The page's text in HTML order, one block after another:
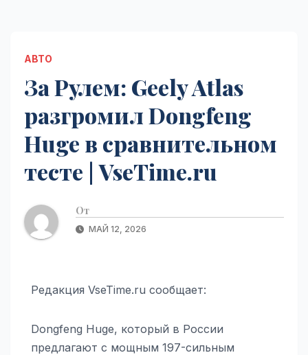
АВТО
За Рулем: Geely Atlas
разгромил Dongfeng
Huge в сравнительном
тесте | VseTime.ru
От
МАЙ 12, 2026
Редакция VseTime.ru сообщает:
Dongfeng Huge, который в России
предлагают с мощным 197-сильным